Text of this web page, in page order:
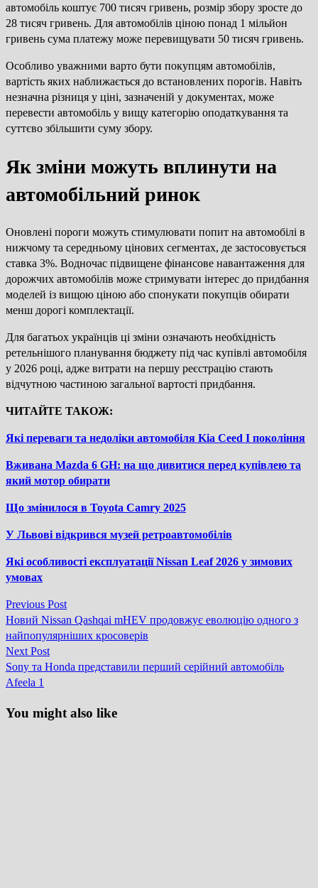
автомобіль коштує 700 тисяч гривень, розмір збору зросте до
28 тисяч гривень. Для автомобілів ціною понад 1 мільйон
гривень сума платежу може перевищувати 50 тисяч гривень.
Особливо уважними варто бути покупцям автомобілів,
вартість яких наближається до встановлених порогів. Навіть
незначна різниця у ціні, зазначеній у документах, може
перевести автомобіль у вищу категорію оподаткування та
суттєво збільшити суму збору.
Як зміни можуть вплинути на
автомобільний ринок
Оновлені пороги можуть стимулювати попит на автомобілі в
нижчому та середньому цінових сегментах, де застосовується
ставка 3%. Водночас підвищене фінансове навантаження для
дорожчих автомобілів може стримувати інтерес до придбання
моделей із вищою ціною або спонукати покупців обирати
менш дорогі комплектації.
Для багатьох українців ці зміни означають необхідність
ретельнішого планування бюджету під час купівлі автомобіля
у 2026 році, адже витрати на першу реєстрацію стають
відчутною частиною загальної вартості придбання.
ЧИТАЙТЕ ТАКОЖ:
Які переваги та недоліки автомобіля Kia Ceed I покоління
Вживана Mazda 6 GH: на що дивитися перед купівлею та
який мотор обирати
Що змінилося в Toyota Camry 2025
У Львові відкрився музей ретроавтомобілів
Які особливості експлуатації Nissan Leaf 2026 у зимових
умовах
Навігація
записів
Previous PostPrevious
post:
Новий Nissan Qashqai mHEV продовжує еволюцію одного з
найпопулярніших кросоверів
Next PostNext
post:
Sony та Honda представили перший серійний автомобіль
Afeela 1
You might also like